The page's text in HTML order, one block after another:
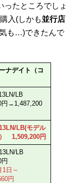
ったところでしょ
入(しかも並行店
も…)できたんで
ナデイト（コ
LB
円→1,487,200
LB(モデル
1,509,200円
LB
1日～
円